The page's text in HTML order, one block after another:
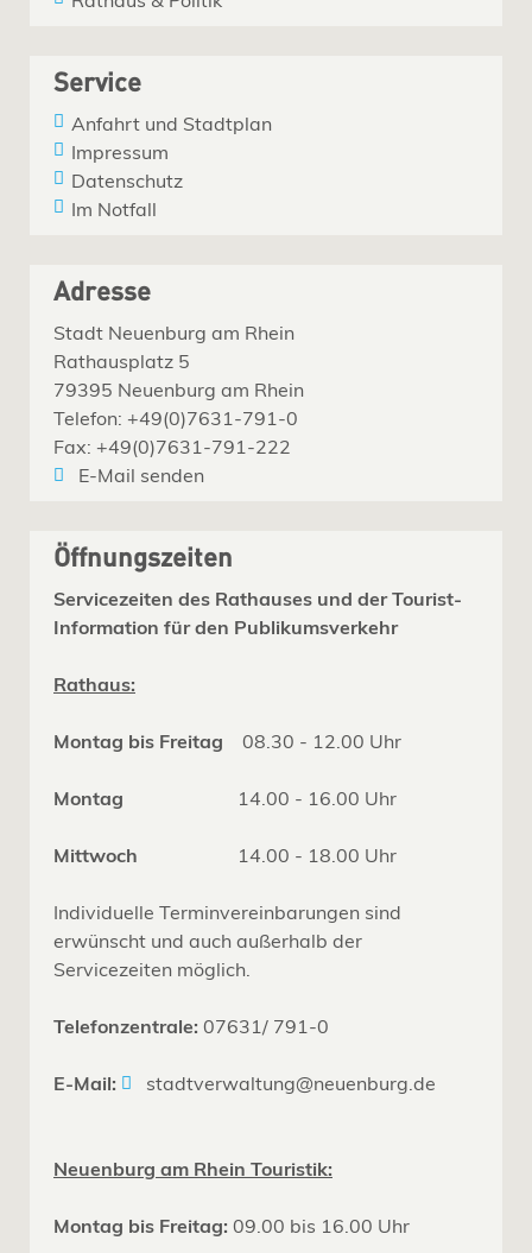
Service
Anfahrt und Stadtplan
Impressum
Datenschutz
Im Notfall
Adresse
Stadt Neuenburg am Rhein
Rathausplatz 5
79395 Neuenburg am Rhein
Telefon: +49(0)7631-791-0
Fax: +49(0)7631-791-222
E-Mail senden
Öffnungszeiten
Servicezeiten des Rathauses und der Tourist-
Information für den Publikumsverkehr
Rathaus:
Montag bis Freitag 08.30 - 12.00 Uhr
Montag 14.00 - 16.00 Uhr
Mittwoch 14.00 - 18.00 Uhr
Individuelle Terminvereinbarungen sind
erwünscht und auch außerhalb der
Servicezeiten möglich.
Telefonzentrale: 07631/ 791-0
E-Mail: stadtverwaltung@neuenburg.de
Neuenburg am Rhein Touristik:
Montag bis Freitag: 09.00 bis 16.00 Uhr